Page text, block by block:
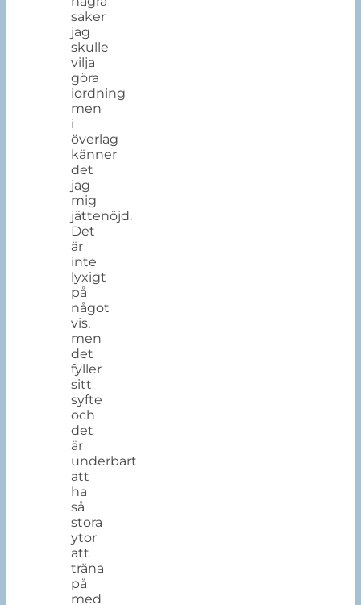
saker
jag
skulle
vilja
göra
iordning
men
i
överlag
känner
det
jag
mig
jättenöjd.
Det
är
inte
lyxigt
på
något
vis,
men
det
fyller
sitt
syfte
och
det
är
underbart
att
ha
så
stora
ytor
att
träna
på
med